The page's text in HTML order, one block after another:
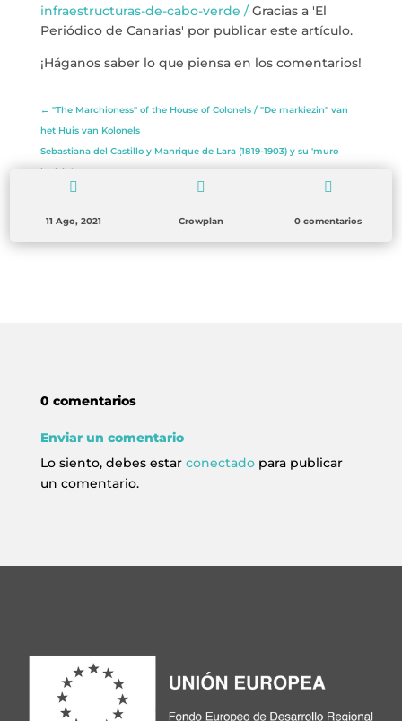
infraestructuras-de-cabo-verde / Gracias a 'El
Periódico de Canarias' por publicar este artículo.
¡Háganos saber lo que piensa en los comentarios!
← "The Marchioness" of the House of Colonels / "De markiezin" van
het Huis van Kolonels
Sebastiana del Castillo y Manrique de Lara (1819-1903) y su 'muro
invisible'

11 Ago, 2021

Crowplan

0 comentarios
0 comentarios
Enviar un comentario
Lo siento, debes estar conectadopara publicar
un comentario.